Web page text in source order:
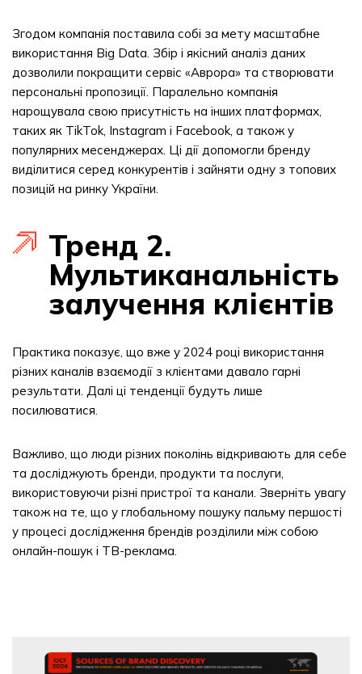
Згодом компанія поставила собі за мету масштабне
використання Big Data. Збір і якісний аналіз даних
дозволили покращити сервіс «Аврора» та створювати
персональні пропозиції. Паралельно компанія
нарощувала свою присутність на інших платформах,
таких як TikTok, Instagram і Facebook, а також у
популярних месенджерах. Ці дії допомогли бренду
виділитися серед конкурентів і зайняти одну з топових
позицій на ринку України.
Тренд 2.
Мультиканальність
залучення клієнтів
Практика показує, що вже у 2024 році використання
різних каналів взаємодії з клієнтами давало гарні
результати. Далі ці тенденції будуть лише
посилюватися.
Важливо, що люди різних поколінь відкривають для себе
та досліджують бренди, продукти та послуги,
використовуючи різні пристрої та канали. Зверніть увагу
також на те, що у глобальному пошуку пальму першості
у процесі дослідження брендів розділили між собою
онлайн-пошук і ТВ-реклама.